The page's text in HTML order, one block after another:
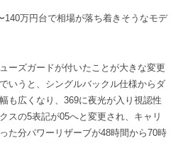
140万円台で相場が落ち着きそうなモデ
ーズガードが付いたことが大きな変更
いうと、シングルバックル仕様からダ
も広くなり、369に夜光が入り視認性
スの5表記が05へと変更され、キャリ
た分パワーリザーブが48時間から70時